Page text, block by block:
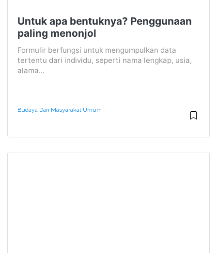
Untuk apa bentuknya? Penggunaan
paling menonjol
Formulir berfungsi untuk mengumpulkan data
tertentu dari individu, seperti nama lengkap, usia,
alama...
Budaya Dan Masyarakat Umum